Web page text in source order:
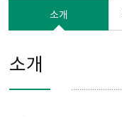
소개
소개